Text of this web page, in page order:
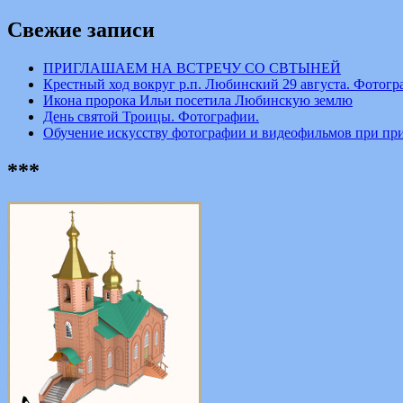
Свежие записи
ПРИГЛАШАЕМ НА ВСТРЕЧУ СО СВТЫНЕЙ
Крестный ход вокруг р.п. Любинский 29 августа.
Икона пророка Ильи посетила Любинскую землю
День святой Троицы. Фотографии.
Обучение искусству фотографии и видеофильмов при
***